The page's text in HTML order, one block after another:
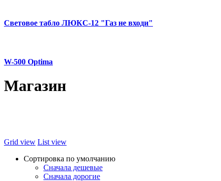
Световое табло ЛЮКС-12 "Газ не входи"
W-500 Optima
Магазин
Grid view List view
Сортировка по умолчанию
Сначала дешевые
Сначала дорогие